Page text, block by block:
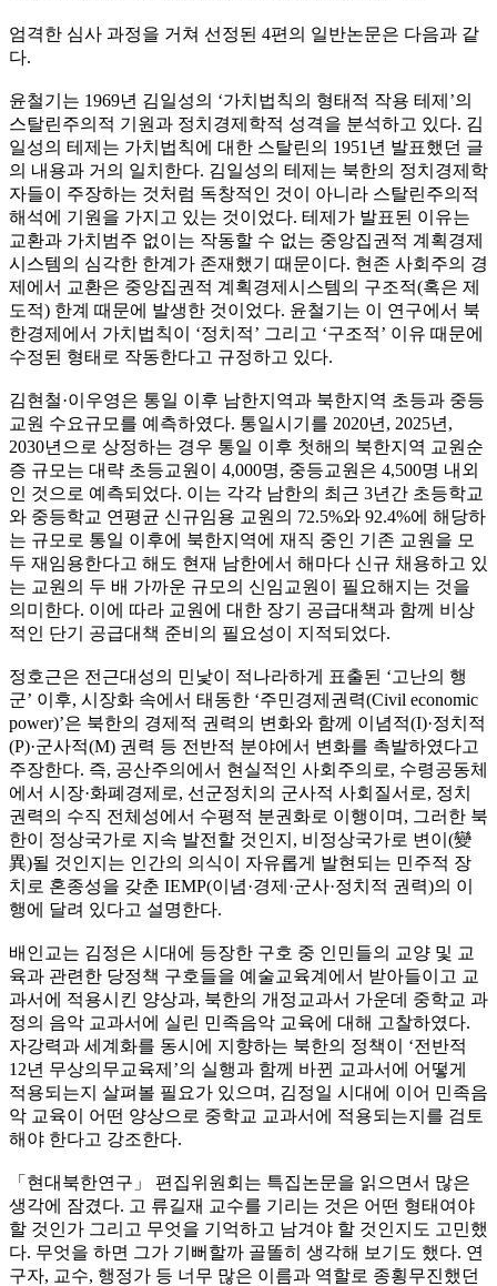
엄격한 심사 과정을 거쳐 선정된 4편의 일반논문은 다음과 같
다.
윤철기는 1969년 김일성의 ‘가치법칙의 형태적 작용 테제’의
스탈린주의적 기원과 정치경제학적 성격을 분석하고 있다. 김
일성의 테제는 가치법칙에 대한 스탈린의 1951년 발표했던 글
의 내용과 거의 일치한다. 김일성의 테제는 북한의 정치경제학
자들이 주장하는 것처럼 독창적인 것이 아니라 스탈린주의적
해석에 기원을 가지고 있는 것이었다. 테제가 발표된 이유는
교환과 가치범주 없이는 작동할 수 없는 중앙집권적 계획경제
시스템의 심각한 한계가 존재했기 때문이다. 현존 사회주의 경
제에서 교환은 중앙집권적 계획경제시스템의 구조적(혹은 제
도적) 한계 때문에 발생한 것이었다. 윤철기는 이 연구에서 북
한경제에서 가치법칙이 ‘정치적’ 그리고 ‘구조적’ 이유 때문에
수정된 형태로 작동한다고 규정하고 있다.
김현철·이우영은 통일 이후 남한지역과 북한지역 초등과 중등
교원 수요규모를 예측하였다. 통일시기를 2020년, 2025년,
2030년으로 상정하는 경우 통일 이후 첫해의 북한지역 교원순
증 규모는 대략 초등교원이 4,000명, 중등교원은 4,500명 내외
인 것으로 예측되었다. 이는 각각 남한의 최근 3년간 초등학교
와 중등학교 연평균 신규임용 교원의 72.5%와 92.4%에 해당하
는 규모로 통일 이후에 북한지역에 재직 중인 기존 교원을 모
두 재임용한다고 해도 현재 남한에서 해마다 신규 채용하고 있
는 교원의 두 배 가까운 규모의 신임교원이 필요해지는 것을
의미한다. 이에 따라 교원에 대한 장기 공급대책과 함께 비상
적인 단기 공급대책 준비의 필요성이 지적되었다.
정호근은 전근대성의 민낯이 적나라하게 표출된 ‘고난의 행
군’ 이후, 시장화 속에서 태동한 ‘주민경제권력(Civil economic
power)’은 북한의 경제적 권력의 변화와 함께 이념적(I)·정치적
(P)·군사적(M) 권력 등 전반적 분야에서 변화를 촉발하였다고
주장한다. 즉, 공산주의에서 현실적인 사회주의로, 수령공동체
에서 시장·화폐경제로, 선군정치의 군사적 사회질서로, 정치
권력의 수직 전체성에서 수평적 분권화로 이행이며, 그러한 북
한이 정상국가로 지속 발전할 것인지, 비정상국가로 변이(變
異)될 것인지는 인간의 의식이 자유롭게 발현되는 민주적 장
치로 혼종성을 갖춘 IEMP(이념·경제·군사·정치적 권력)의 이
행에 달려 있다고 설명한다.
배인교는 김정은 시대에 등장한 구호 중 인민들의 교양 및 교
육과 관련한 당정책 구호들을 예술교육계에서 받아들이고 교
과서에 적용시킨 양상과, 북한의 개정교과서 가운데 중학교 과
정의 음악 교과서에 실린 민족음악 교육에 대해 고찰하였다.
자강력과 세계화를 동시에 지향하는 북한의 정책이 ‘전반적
12년 무상의무교육제’의 실행과 함께 바뀐 교과서에 어떻게
적용되는지 살펴볼 필요가 있으며, 김정일 시대에 이어 민족음
악 교육이 어떤 양상으로 중학교 교과서에 적용되는지를 검토
해야 한다고 강조한다.
「현대북한연구」 편집위원회는 특집논문을 읽으면서 많은
생각에 잠겼다. 고 류길재 교수를 기리는 것은 어떤 형태여야
할 것인가 그리고 무엇을 기억하고 남겨야 할 것인지도 고민했
다. 무엇을 하면 그가 기뻐할까 골똘히 생각해 보기도 했다. 연
구자, 교수, 행정가 등 너무 많은 이름과 역할로 종횡무진했던